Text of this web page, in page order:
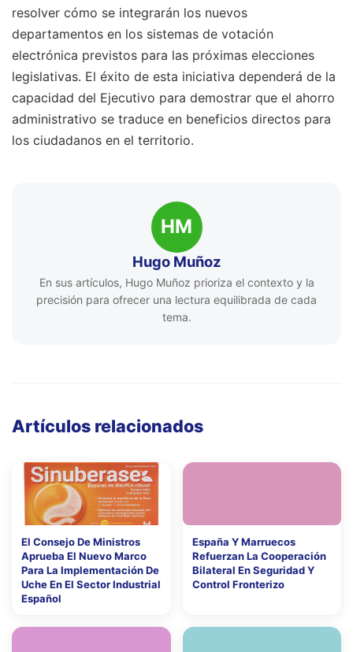
resolver cómo se integrarán los nuevos
departamentos en los sistemas de votación
electrónica previstos para las próximas elecciones
legislativas. El éxito de esta iniciativa dependerá de la
capacidad del Ejecutivo para demostrar que el ahorro
administrativo se traduce en beneficios directos para
los ciudadanos en el territorio.
HM
Hugo Muñoz
En sus artículos, Hugo Muñoz prioriza el contexto y la
precisión para ofrecer una lectura equilibrada de cada
tema.
Artículos relacionados
El Consejo De Ministros
Aprueba El Nuevo Marco
Para La Implementación De
Uche En El Sector Industrial
Español
España Y Marruecos
Refuerzan La Cooperación
Bilateral En Seguridad Y
Control Fronterizo